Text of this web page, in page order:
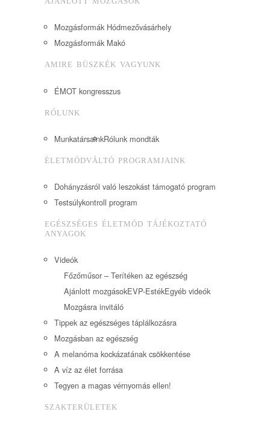
Mozgásformák Hódmezővásárhely
Mozgásformák Makó
AMIRE BÜSZKÉK VAGYUNK
ÉMOT kongresszus
RÓLUNK
MunkatársainkRólunk mondták
ÉLETMÓDVÁLTÓ PROGRAMJAINK
Dohányzásról való leszokást támogató program
Testsúlykontroll program
EGÉSZSÉGES ÉLETMÓD TÁJÉKOZTATÓ
ANYAGOK
Videók
Főzőműsor – Terítéken az egészség
Ajánlott mozgásokEVP-EstékEgyéb videók
Mozgásra invitáló
Tippek az egészséges táplálkozásra
Mozgásban az egészség
A melanóma kockázatának csökkentése
A víz az élet forrása
Tegyen a magas vérnyomás ellen!
SZAKTERÜLETEK